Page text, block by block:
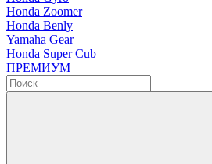
Honda Zoomer
Honda Benly
Yamaha Gear
Honda Super Cub
ПРЕМИУМ